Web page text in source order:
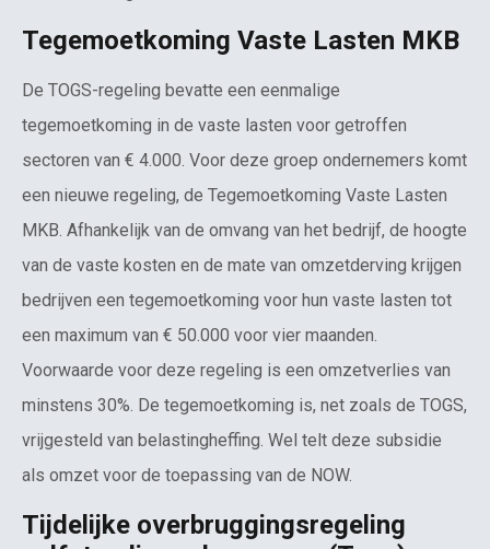
Tegemoetkoming Vaste Lasten MKB
De TOGS-regeling bevatte een eenmalige
tegemoetkoming in de vaste lasten voor getroffen
sectoren van € 4.000. Voor deze groep ondernemers komt
een nieuwe regeling, de Tegemoetkoming Vaste Lasten
MKB. Afhankelijk van de omvang van het bedrijf, de hoogte
van de vaste kosten en de mate van omzetderving krijgen
bedrijven een tegemoetkoming voor hun vaste lasten tot
een maximum van € 50.000 voor vier maanden.
Voorwaarde voor deze regeling is een omzetverlies van
minstens 30%. De tegemoetkoming is, net zoals de TOGS,
vrijgesteld van belastingheffing. Wel telt deze subsidie
als omzet voor de toepassing van de NOW.
Tijdelijke overbruggingsregeling